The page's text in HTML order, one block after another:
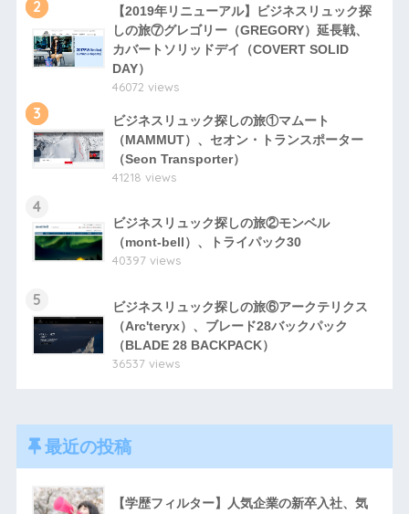
2
【2019年リニューアル】ビジネスリュック探
しの旅⑦グレゴリー（GREGORY）延長戦、
カバートソリッドデイ（COVERT SOLID
DAY）
46072 views
3
ビジネスリュック探しの旅①マムート
（MAMMUT）、セオン・トランスポーター
（Seon Transporter）
41218 views
4
ビジネスリュック探しの旅②モンベル
（mont-bell）、トライパック30
40397 views
5
ビジネスリュック探しの旅⑥アークテリクス
（Arc'teryx）、ブレード28バックパック
（BLADE 28 BACKPACK）
36537 views
最近の投稿
【学歴フィルター】人気企業の新卒入社、気